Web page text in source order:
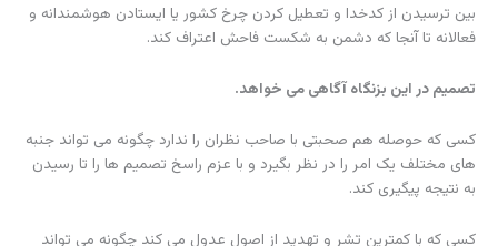
بین ترسیدن از کدخدا و تعطیل کردن چرخ کشور یا ایستادن هوشمندانه و
فعالانه تا آنجا که دشمن به شکست فاحش اعتراف کند.
تصمیم در این بزنگاه آگاهی می خواهد.
کسی که حوصله هم صحبتی با صاحب نظران را ندارد چگونه می تواند جنبه
های مختلف یک امر را در نظر بگیرد و با عزم راسخ تصمیم ها را تا رسیدن
به نتیجه پیگیری کند.
کسی که با کمترین تشر و تهدید از اصول عدول می کند چگونه می تواند